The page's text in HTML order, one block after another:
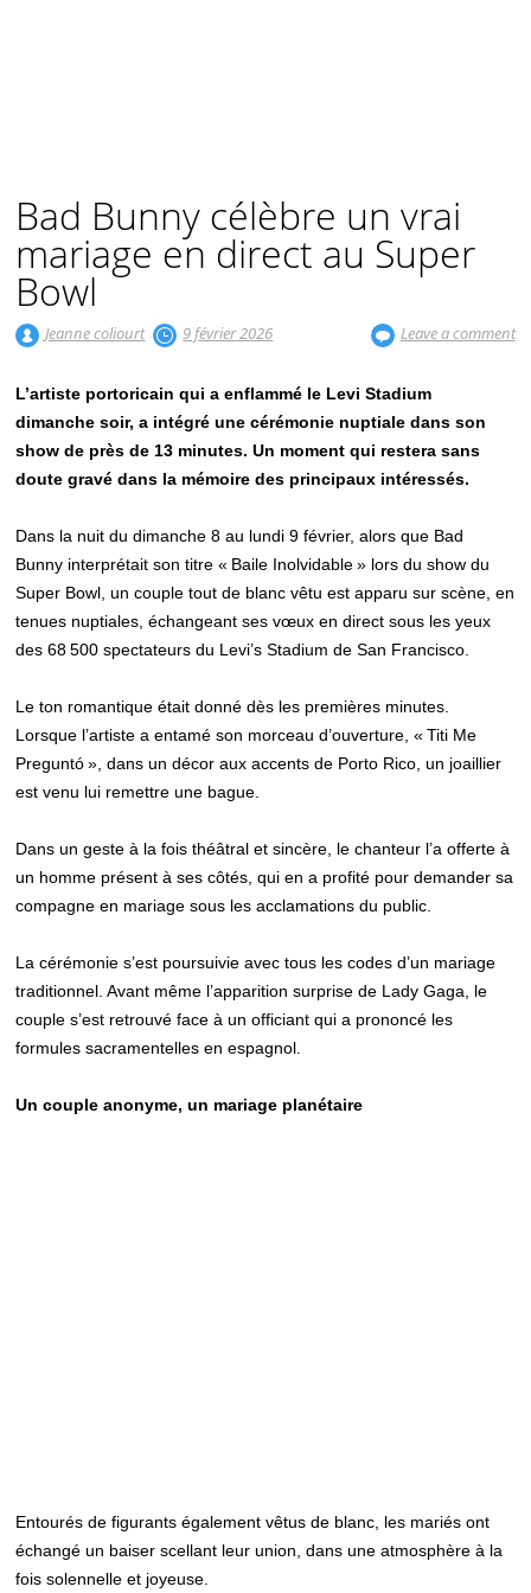
Bad Bunny célèbre un vrai
mariage en direct au Super
Bowl
Jeanne coliourt 9 février 2026 Leave a comment
L’artiste portoricain qui a enflammé le Levi Stadium
dimanche soir, a intégré une cérémonie nuptiale dans son
show de près de 13 minutes. Un moment qui restera sans
doute gravé dans la mémoire des principaux intéressés.
Dans la nuit du dimanche 8 au lundi 9 février, alors que Bad
Bunny interprétait son titre « Baile Inolvidable » lors du show du
Super Bowl, un couple tout de blanc vêtu est apparu sur scène, en
tenues nuptiales, échangeant ses vœux en direct sous les yeux
des 68 500 spectateurs du Levi’s Stadium de San Francisco.
Le ton romantique était donné dès les premières minutes.
Lorsque l’artiste a entamé son morceau d’ouverture, « Titi Me
Preguntó », dans un décor aux accents de Porto Rico, un joaillier
est venu lui remettre une bague.
Dans un geste à la fois théâtral et sincère, le chanteur l’a offerte à
un homme présent à ses côtés, qui en a profité pour demander sa
compagne en mariage sous les acclamations du public.
La cérémonie s’est poursuivie avec tous les codes d’un mariage
traditionnel. Avant même l’apparition surprise de Lady Gaga, le
couple s’est retrouvé face à un officiant qui a prononcé les
formules sacramentelles en espagnol.
Un couple anonyme, un mariage planétaire
Entourés de figurants également vêtus de blanc, les mariés ont
échangé un baiser scellant leur union, dans une atmosphère à la
fois solennelle et joyeuse.